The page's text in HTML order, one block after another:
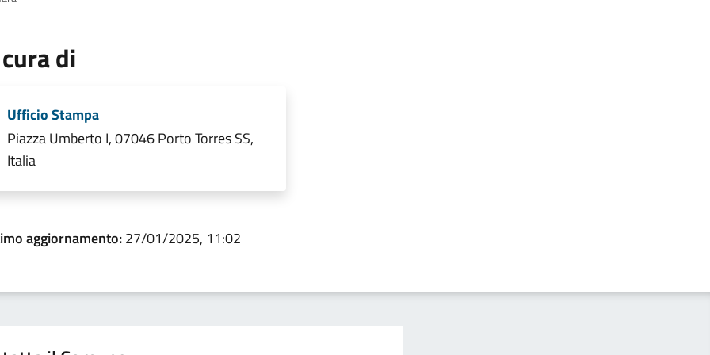
di
Ufficio Stampa
Piazza Umberto I, 07046 Porto Torres SS,
Italia
aggiornamento:27/01/2025, 11:02